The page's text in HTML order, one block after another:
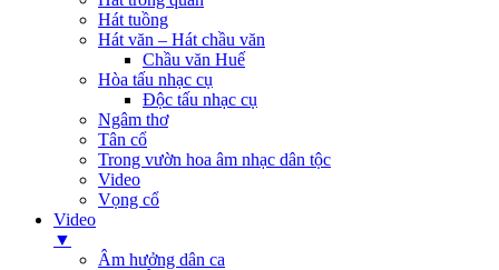
Hát tuồng
Hát văn – Hát chầu văn
Chầu văn Huế
Hòa tấu nhạc cụ
Độc tấu nhạc cụ
Ngâm thơ
Tân cổ
Trong vườn hoa âm nhạc dân tộc
Video
Vọng cổ
Video
▼
Âm hưởng dân ca